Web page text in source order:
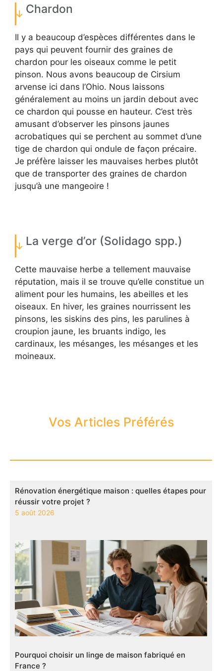
Chardon
Il y a beaucoup d’espèces différentes dans le
pays qui peuvent fournir des graines de
chardon pour les oiseaux comme le petit
pinson. Nous avons beaucoup de Cirsium
arvense ici dans l’Ohio. Nous laissons
généralement au moins un jardin debout avec
ce chardon qui pousse en hauteur. C’est très
amusant d’observer les pinsons jaunes
acrobatiques qui se perchent au sommet d’une
tige de chardon qui ondule de façon précaire.
Je préfère laisser les mauvaises herbes plutôt
que de transporter des graines de chardon
jusqu’à une mangeoire !
La verge d’or (Solidago spp.)
Cette mauvaise herbe a tellement mauvaise
réputation, mais il se trouve qu’elle constitue un
aliment pour les humains, les abeilles et les
oiseaux. En hiver, les graines nourrissent les
pinsons, les siskins des pins, les parulines à
croupion jaune, les bruants indigo, les
cardinaux, les mésanges, les mésanges et les
moineaux.
Vos Articles Préférés
Rénovation énergétique maison : quelles étapes pour
réussir votre projet ?
5 août 2026
Pourquoi choisir un linge de maison fabriqué en
France ?